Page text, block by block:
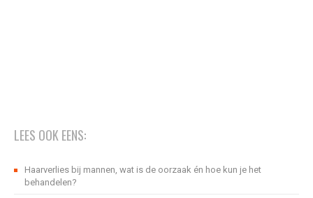
LEES OOK EENS:
Haarverlies bij mannen, wat is de oorzaak én hoe kun je het
behandelen?